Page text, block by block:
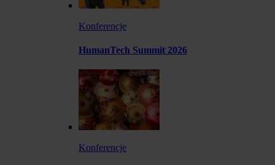
Konferencje
HumanTech Summit 2026
Konferencje